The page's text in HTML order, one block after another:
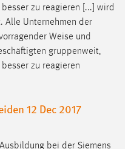
zu reagieren [...] wird
Alle Unternehmen der
Weise und
gruppenweit,
zu reagieren
12 Dec 2017
bei der Siemens